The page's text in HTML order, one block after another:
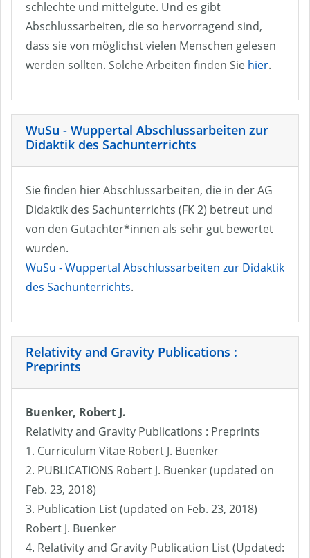
schlechte und mittelgute. Und es gibt
Abschlussarbeiten, die so hervorragend sind,
dass sie von möglichst vielen Menschen gelesen
werden sollten. Solche Arbeiten finden Sie hier.
WuSu - Wuppertal Abschlussarbeiten zur
Didaktik des Sachunterrichts
Sie finden hier Abschlussarbeiten, die in der AG
Didaktik des Sachunterrichts (FK 2) betreut und
von den Gutachter*innen als sehr gut bewertet
wurden.
WuSu - Wuppertal Abschlussarbeiten zur Didaktik
des Sachunterrichts.
Relativity and Gravity Publications :
Preprints
Buenker, Robert J.
Relativity and Gravity Publications : Preprints
1. Curriculum Vitae Robert J. Buenker
2. PUBLICATIONS Robert J. Buenker (updated on
Feb. 23, 2018)
3. Publication List (updated on Feb. 23, 2018)
Robert J. Buenker
4. Relativity and Gravity Publication List (Updated: